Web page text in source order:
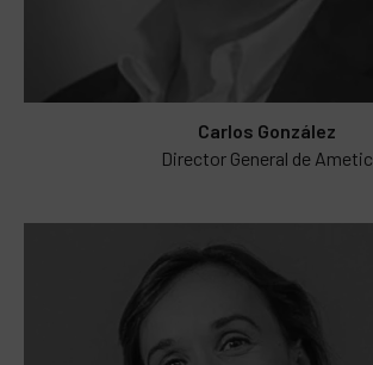
Carlos González
Director General de Ametic